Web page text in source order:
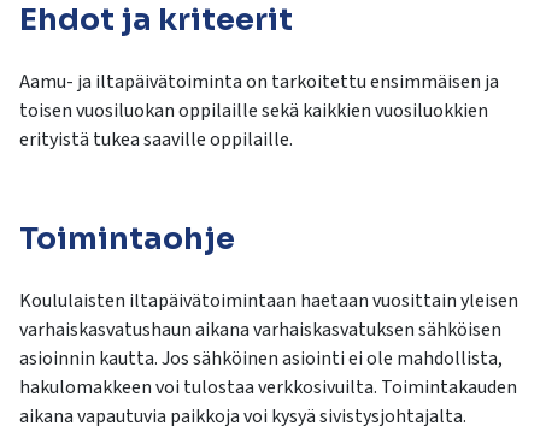
Ehdot ja kriteerit
Aamu- ja iltapäivätoiminta on tarkoitettu ensimmäisen ja
toisen vuosiluokan oppilaille sekä kaikkien vuosiluokkien
erityistä tukea saaville oppilaille.
Toimintaohje
Koululaisten iltapäivätoimintaan haetaan vuosittain yleisen
varhaiskasvatushaun aikana varhaiskasvatuksen sähköisen
asioinnin kautta. Jos sähköinen asiointi ei ole mahdollista,
hakulomakkeen voi tulostaa verkkosivuilta. Toimintakauden
aikana vapautuvia paikkoja voi kysyä sivistysjohtajalta.